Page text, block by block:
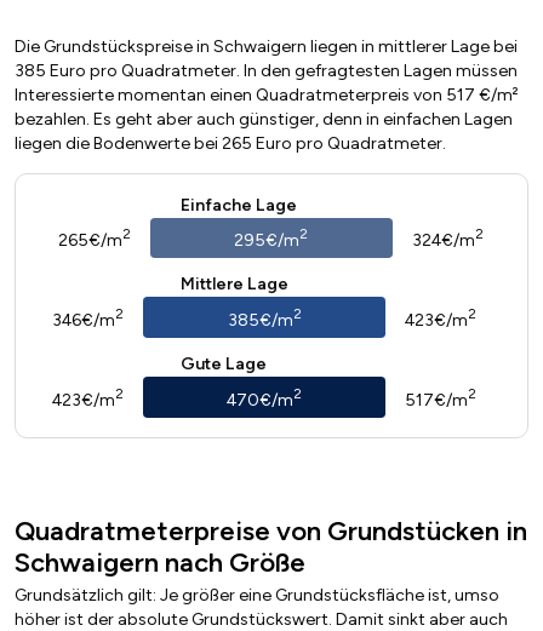
Die Grundstückspreise in Schwaigern liegen in mittlerer Lage bei
385 Euro pro Quadratmeter. In den gefragtesten Lagen müssen
Interessierte momentan einen Quadratmeterpreis von 517 €/m²
bezahlen. Es geht aber auch günstiger, denn in einfachen Lagen
liegen die Bodenwerte bei 265 Euro pro Quadratmeter.
Einfache Lage
265€/m2 295€/m2 324€/m2
Mittlere Lage
346€/m2 385€/m2 423€/m2
Gute Lage
423€/m2 470€/m2 517€/m2
Quadratmeterpreise von Grundstücken in
Schwaigern nach Größe
Grundsätzlich gilt: Je größer eine Grundstücksfläche ist, umso
höher ist der absolute Grundstückswert. Damit sinkt aber auch